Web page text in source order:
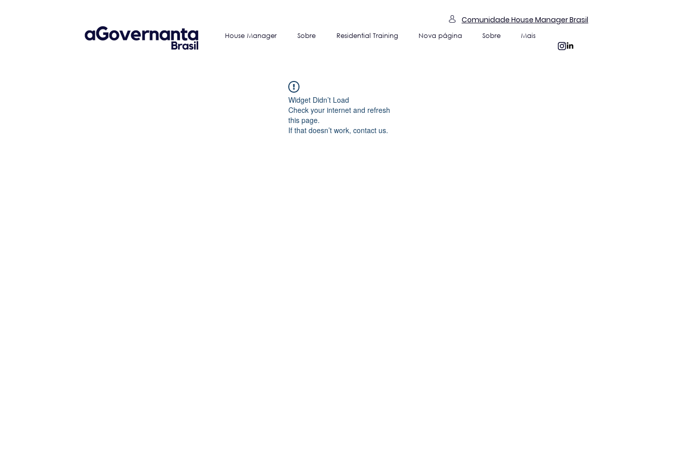
Comunidade House Manager Brasil
House Manager Sobre Residential Training Nova página Sobre Mais
Widget Didn’t Load
Check your internet and refresh
this page.
If that doesn’t work, contact us.